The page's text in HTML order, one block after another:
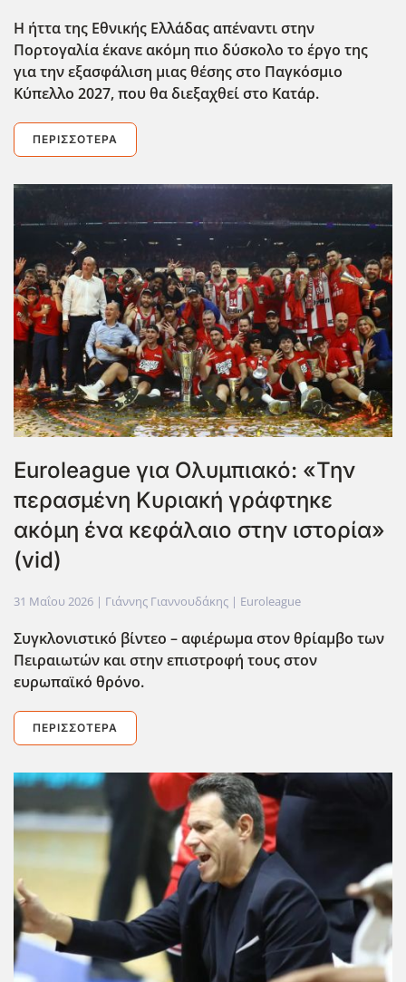
Η ήττα της Εθνικής Ελλάδας απέναντι στην
Πορτογαλία έκανε ακόμη πιο δύσκολο το έργο της
για την εξασφάλιση μιας θέσης στο Παγκόσμιο
Κύπελλο 2027, που θα διεξαχθεί στο Κατάρ.
ΠΕΡΙΣΣΌΤΕΡΑ
Euroleague για Ολυμπιακό: «Την
περασμένη Κυριακή γράφτηκε
ακόμη ένα κεφάλαιο στην ιστορία»
(vid)
31 Μαΐου 2026 | Γιάννης Γιαννουδάκης | Euroleague
Συγκλονιστικό βίντεο – αφιέρωμα στον θρίαμβο των
Πειραιωτών και στην επιστροφή τους στον
ευρωπαϊκό θρόνο.
ΠΕΡΙΣΣΌΤΕΡΑ